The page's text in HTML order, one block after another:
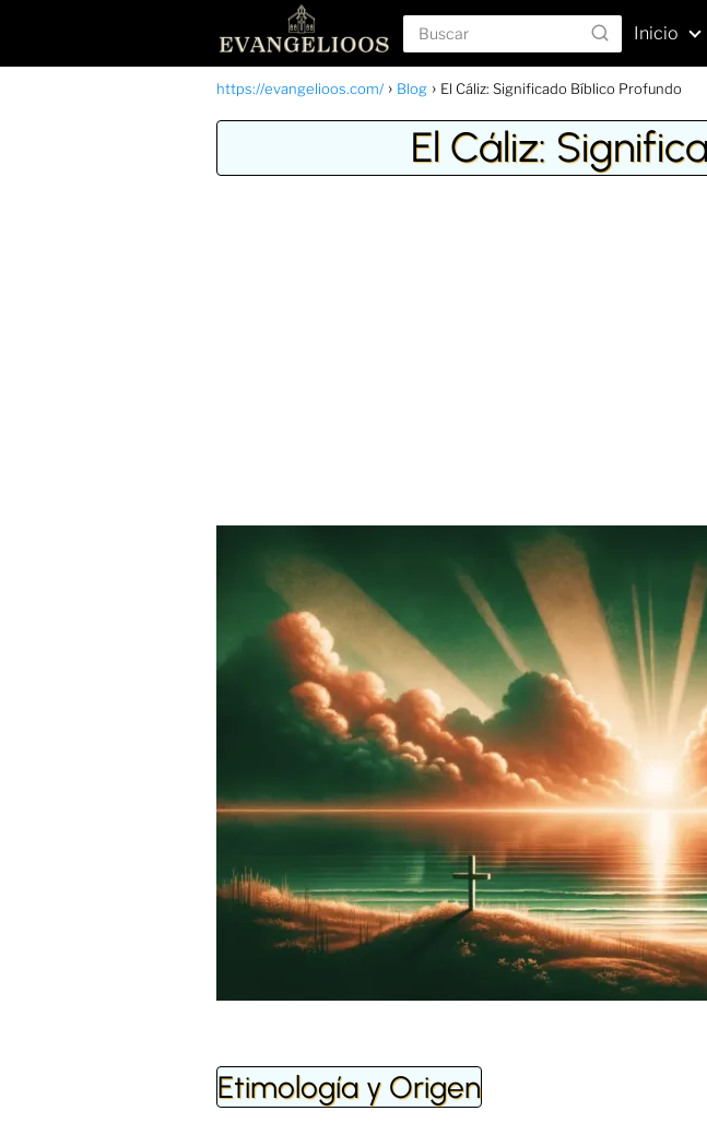
Inicio
https://evangelioos.com/ Blog El Cáliz: Significado Bíblico Profundo
El Cáliz:
Etimología y Origen